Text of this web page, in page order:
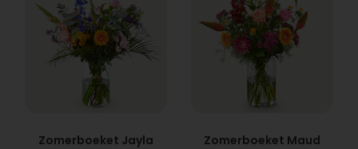
Zomerboeket Jayla Zomerboeket Maud